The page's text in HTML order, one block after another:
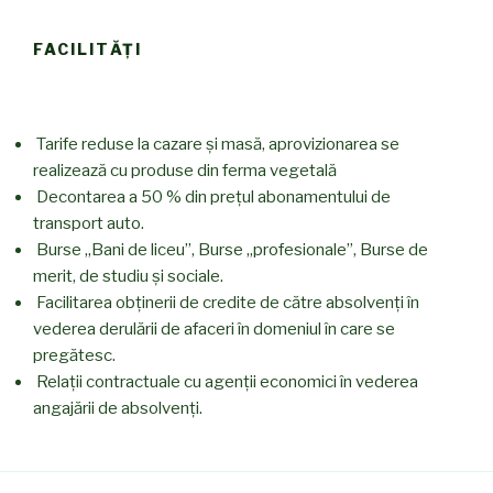
FACILITĂŢI
Tarife reduse la cazare și masă, aprovizionarea se
realizează cu produse din ferma vegetală
Decontarea a 50 % din prețul abonamentului de
transport auto.
Burse „Bani de liceu”, Burse „profesionale”, Burse de
merit, de studiu și sociale.
Facilitarea obținerii de credite de către absolvenți în
vederea derulării de afaceri în domeniul în care se
pregătesc.
Relații contractuale cu agenții economici în vederea
angajării de absolvenți.